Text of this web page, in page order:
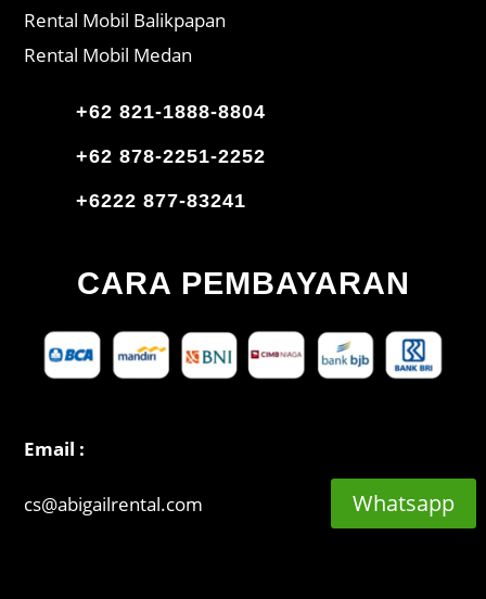
Rental Mobil Balikpapan
Rental Mobil Medan
+62 821-1888-8804
+62 878-2251-2252
+6222 877-83241
CARA PEMBAYARAN
Email :
cs@abigailrental.com Whatsapp